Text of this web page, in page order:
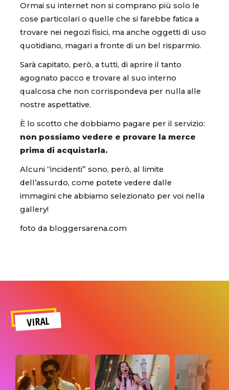
Ormai su internet non si comprano più solo le
cose particolari o quelle che si farebbe fatica a
trovare nei negozi fisici, ma anche oggetti di uso
quotidiano, magari a fronte di un bel risparmio.
Sarà capitato, però, a tutti, di aprire il tanto
agognato pacco e trovare al suo interno
qualcosa che non corrispondeva per nulla alle
nostre aspettative.
È lo scotto che dobbiamo pagare per il servizio:
non possiamo vedere e provare la merce
prima di acquistarla.
Alcuni “incidenti” sono, però, al limite
dell’assurdo, come potete vedere dalle
immagini che abbiamo selezionato per voi nella
gallery!
foto da bloggersarena.com
VIRAL